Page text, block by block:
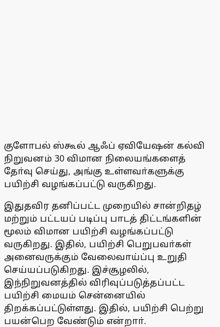
குளோபல் ஸ்கூல் ஆஃப் ஏவியேஷன் கல்வி
நிறுவனம் 30 விமான நிலையங்களைத்
தோ்வு செய்து, அங்கு உள்ளவா்களுக்கு
பயிற்சி வழங்கப்பட்டு வருகிறது.
இதுதவிர தனிப்பட்ட முறையில் சான்றிதழ்
மற்றும் பட்டயப் படிப்பு பாடத் திட்டங்களின்
மூலம் விமான பயிற்சி வழங்கப்பட்டு
வருகிறது. இதில், பயிற்சி பெறுபவா்கள்
அனைவருக்கும் வேலைவாய்ப்பு உறுதி
செய்யப்படுகிறது. இச்சூழலில்,
இந்நிறுவனத்தில் விரிவுப்படுத்தப்பட்ட
பயிற்சி மையம் சென்னையில்
திறக்கப்பட்டுள்ளது. இதில், பயிற்சி பெற்று
பயன்பெற வேண்டும் என்றாா்.